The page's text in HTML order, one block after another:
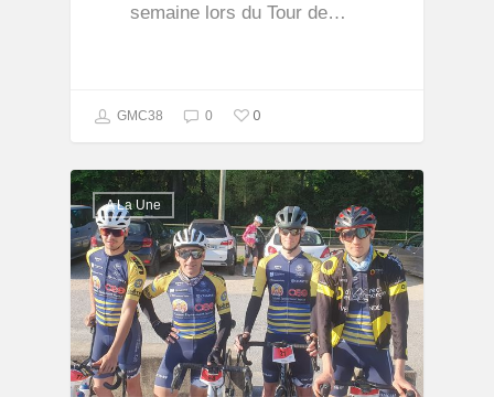
semaine lors du Tour de…
GMC38 0 0
A La Une